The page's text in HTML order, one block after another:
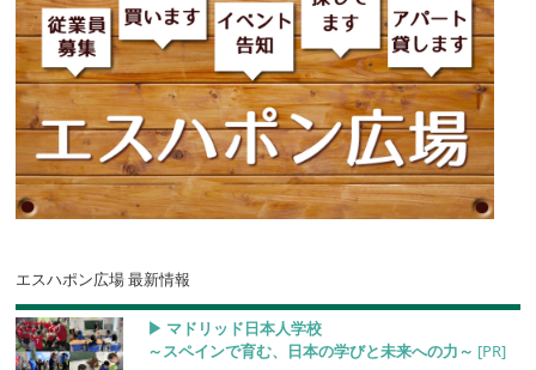
エスハポン広場 最新情報
▶︎ マドリッド日本人学校
～スペインで育む、日本の学びと未来への力～ [PR]